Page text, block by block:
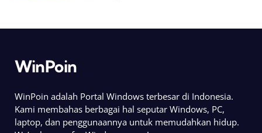
WinPoin
WinPoin adalah Portal Windows terbesar di Indonesia.
Kami membahas berbagai hal seputar Windows, PC,
laptop, dan penggunaannya untuk memudahkan hidup.